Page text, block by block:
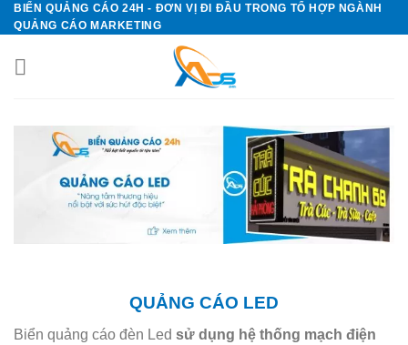
Skip
to
content
BIỂN QUẢNG CÁO 24H - ĐƠN VỊ ĐI ĐẦU TRONG TỔ HỢP NGÀNH
QUẢNG CÁO MARKETING
QUẢNG CÁO LED
Biển quảng cáo đèn Led sử dụng hệ thống mạch điện